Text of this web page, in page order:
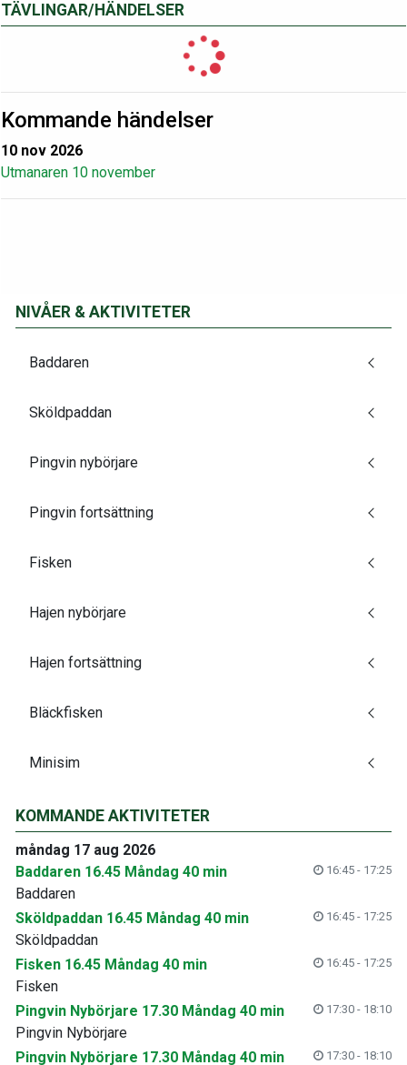
TÄVLINGAR/HÄNDELSER
Kommande händelser
10 nov 2026
Utmanaren 10 november
NIVÅER & AKTIVITETER
Baddaren
Sköldpaddan
Pingvin nybörjare
Pingvin fortsättning
Fisken
Hajen nybörjare
Hajen fortsättning
Bläckfisken
Minisim
KOMMANDE AKTIVITETER
måndag 17 aug 2026
Baddaren 16.45 Måndag 40 min
16:45 - 17:25
Baddaren
Sköldpaddan 16.45 Måndag 40 min
16:45 - 17:25
Sköldpaddan
Fisken 16.45 Måndag 40 min
16:45 - 17:25
Fisken
Pingvin Nybörjare 17.30 Måndag 40 min
17:30 - 18:10
Pingvin Nybörjare
Pingvin Nybörjare 17.30 Måndag 40 min
17:30 - 18:10